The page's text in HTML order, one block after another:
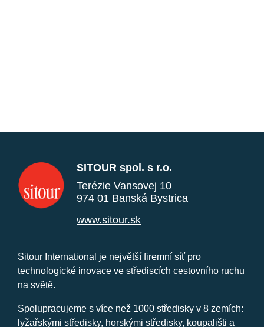
SITOUR spol. s r.o.
Terézie Vansovej 10
974 01 Banská Bystrica
www.sitour.sk
Sitour International je největší firemní síť pro
technologické inovace ve střediscích cestovního ruchu
na světě.
Spolupracujeme s více než 1000 středisky v 8 zemích:
lyžařskými středisky, horskými středisky, koupališti a